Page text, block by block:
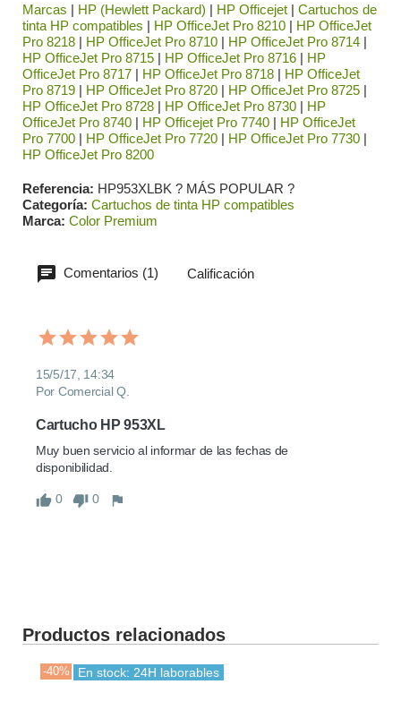
Marcas | HP (Hewlett Packard) | HP Officejet | Cartuchos de
tinta HP compatibles | HP OfficeJet Pro 8210 | HP OfficeJet
Pro 8218 | HP OfficeJet Pro 8710 | HP OfficeJet Pro 8714 |
HP OfficeJet Pro 8715 | HP OfficeJet Pro 8716 | HP
OfficeJet Pro 8717 | HP OfficeJet Pro 8718 | HP OfficeJet
Pro 8719 | HP OfficeJet Pro 8720 | HP OfficeJet Pro 8725 |
HP OfficeJet Pro 8728 | HP OfficeJet Pro 8730 | HP
OfficeJet Pro 8740 | HP Officejet Pro 7740 | HP OfficeJet
Pro 7700 | HP OfficeJet Pro 7720 | HP OfficeJet Pro 7730 |
HP OfficeJet Pro 8200
Referencia HP953XLBK ? MÁS POPULAR ?
Categoría Cartuchos de tinta HP compatibles
Marca Color Premium
Comentarios (1) Calificación
15/5/17, 14:34
Por Comercial Q.
Cartucho HP 953XL
Muy buen servicio al informar de las fechas de
disponibilidad.
0 0
Productos relacionados
-40% En stock: 24H laborables